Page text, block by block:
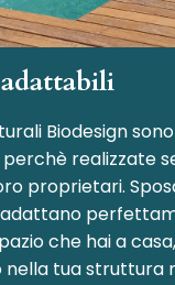
Biodesign
realizzate
proprietari.
adattano
che hai a
nella tua struttura